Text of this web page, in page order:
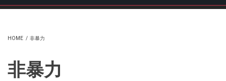
HOME / 非暴力
非暴力